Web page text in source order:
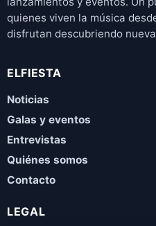
quienes viven la música
disfrutan descubriendo
ELFIESTA
Noticias
Galas y eventos
Entrevistas
Quiénes somos
Contacto
LEGAL